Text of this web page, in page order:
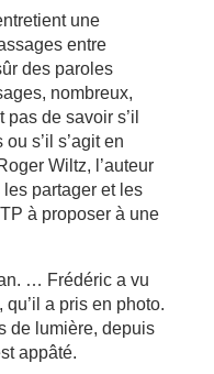
une
entre
des paroles
nombreux,
de savoir s’il
s’il s’agit en
Wiltz, l’auteur
partager et les
à proposer à une
… Frédéric a vu
a pris en photo.
de lumière, depuis
appâté.